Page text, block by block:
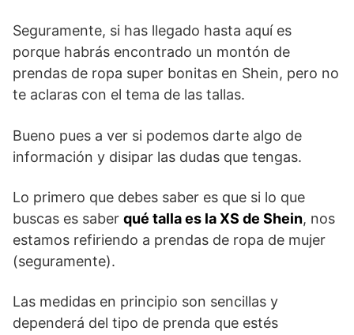
Seguramente, si has llegado hasta aquí es
porque habrás encontrado un montón de
prendas de ropa super bonitas en Shein, pero no
te aclaras con el tema de las tallas.
Bueno pues a ver si podemos darte algo de
información y disipar las dudas que tengas.
Lo primero que debes saber es que si lo que
buscas es saber qué talla es la XS de Shein, nos
estamos refiriendo a prendas de ropa de mujer
(seguramente).
Las medidas en principio son sencillas y
dependerá del tipo de prenda que estés